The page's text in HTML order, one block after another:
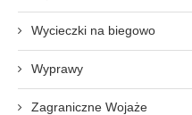
Wycieczki na biegowo
Wyprawy
Zagraniczne Wojaże